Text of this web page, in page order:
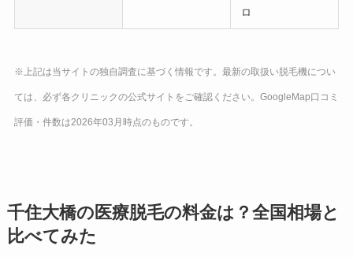
ロ
※上記は当サイトの独自調査に基づく情報です。最新の取扱い脱毛機につい
ては、必ず各クリニックの公式サイトをご確認ください。GoogleMap口コミ
評価・件数は2026年03月時点のものです。
千住大橋の医療脱毛の料金は？全国相場と
比べてみた